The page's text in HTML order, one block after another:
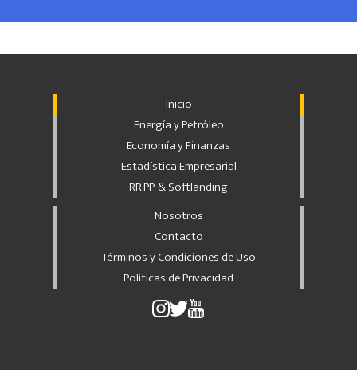
Inicio
Energía y Petróleo
Economía y Finanzas
Estadística Empresarial
RR.PP. & Softlanding
Nosotros
Contacto
Términos y Condiciones de Uso
Políticas de Privacidad